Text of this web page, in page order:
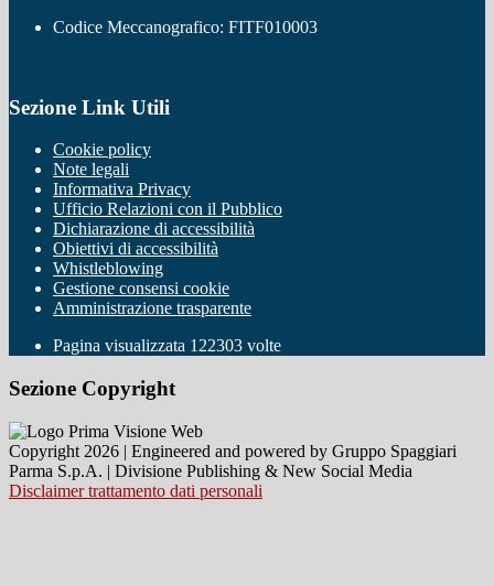
Codice Meccanografico: FITF010003
Sezione Link Utili
Cookie policy
Note legali
Informativa Privacy
Ufficio Relazioni con il Pubblico
Dichiarazione di accessibilità
Obiettivi di accessibilità
Whistleblowing
Gestione consensi cookie
Amministrazione trasparente
Pagina visualizzata 122303 volte
Sezione Copyright
Copyright 2026 | Engineered and powered by Gruppo Spaggiari
Parma S.p.A. | Divisione Publishing & New Social Media
Disclaimer trattamento dati personali